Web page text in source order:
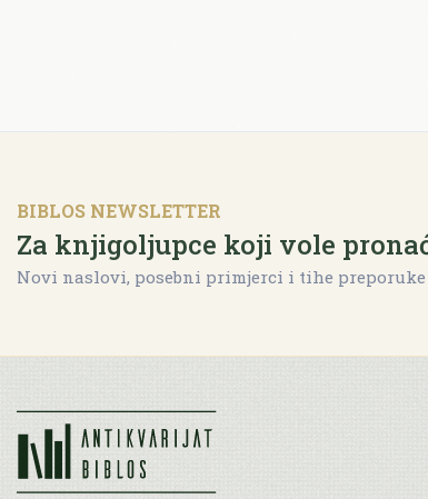
BIBLOS NEWSLETTER
Za knjigoljupce koji vole
Novi naslovi, posebni primjerci i tihe